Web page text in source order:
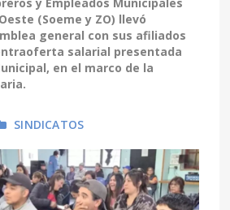
(Soeme y ZO) llevó
general con sus afiliados
salarial presentada
en el marco de la
SINDICATOS